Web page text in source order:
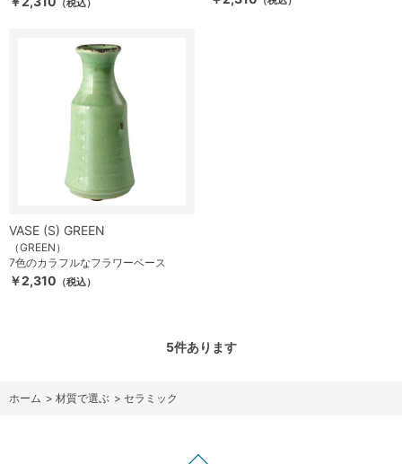
（税込）
VASE (S) GREEN
（GREEN）
7色のカラフルなフラワーベース
￥2,310 （税込）
5件あります
ホーム > 材質で選ぶ > セラミック